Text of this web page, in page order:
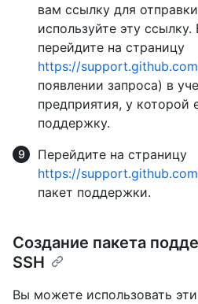
вам ссылку для
используйте эту
перейдите на страницу
https://
появлении запроса) в
предприятия, у которой
поддержку.
Перейдите на страницу
https://
пакет поддержки.
Создание пакета
SSH
Вы можете использовать